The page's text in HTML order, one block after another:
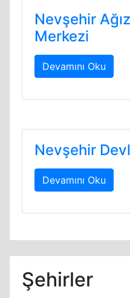
Nevşehir
Merkezi
Devamını Oku
Nevşehir
Devamını Oku
Şehirler